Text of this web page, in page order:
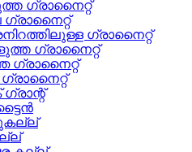
ഗ്രാനൈറ്റ്
ഗ്രാനൈറ്റ്
ഗ്രാനൈറ്റ്
ഗ്രാനൈറ്റ്
ഗ്രാനൈറ്റ്
ഗ്രാനൈറ്റ്
ഗ്രാന്റ്